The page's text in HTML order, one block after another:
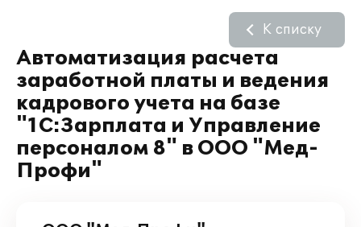
Автоматизация расчета
заработной платы и ведения
кадрового учета на базе
"1С:Зарплата и Управление
персоналом 8" в ООО "Мед-
Профи"
К списку